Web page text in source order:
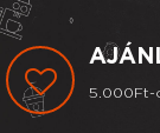
5.000Ft-